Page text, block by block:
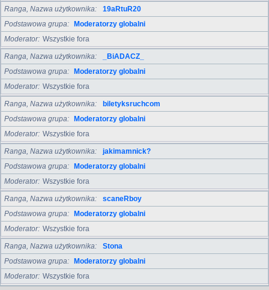
Ranga, Nazwa użytkownika
19aRtuR20
Podstawowa grupa
Moderatorzy globalni
Moderator Wszystkie fora
Ranga, Nazwa użytkownika
_BiADACZ_
Podstawowa grupa
Moderatorzy globalni
Moderator Wszystkie fora
Ranga, Nazwa użytkownika
biletyksruchcom
Podstawowa grupa
Moderatorzy globalni
Moderator Wszystkie fora
Ranga, Nazwa użytkownika
jakimamnick?
Podstawowa grupa
Moderatorzy globalni
Moderator Wszystkie fora
Ranga, Nazwa użytkownika
scaneRboy
Podstawowa grupa
Moderatorzy globalni
Moderator Wszystkie fora
Ranga, Nazwa użytkownika
Stona
Podstawowa grupa
Moderatorzy globalni
Moderator Wszystkie fora